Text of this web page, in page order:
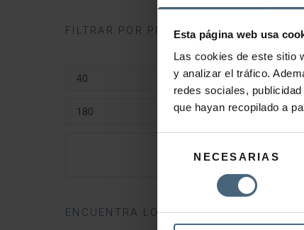
Esta página web usa
Las cookies de este sitio
y analizar el tráfico.
redes sociales,
que hayan recopilado a
consentimiento
NECESARIAS
FILTRAR POR PRECIO
PRECIO
MÍNIMO
PRECIO
FILTRAR
ENCUENTRA LO QUE NECESITAS